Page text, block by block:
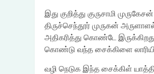
இது குறித்து குருசாமி
திருச்செந்தூர் முருகன்
அதிகரித்து கொண்டே
கொண்டு வந்த சைக்கிளை
வழி நெடுக இந்த சைக்கிள்